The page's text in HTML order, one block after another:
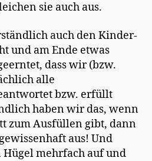
sie auch aus.
auch den Kinder-
und am Ende etwas
dass wir (bzw.
alle
bzw. erfüllt
haben wir das, wenn
zum Ausfüllen gibt, dann
aus! Und
mehrfach auf und